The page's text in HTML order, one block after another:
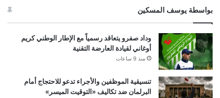
بواسطة يوسف المسكين
وداد صفرو يتعاقد رسمياً مع الإطار الوطني كريم
أوغاني لقيادة العارضة التقنية
منذ 9 ساعات
تنسيقية الموظفين والأجراء تدعو للاحتجاج أمام
البرلمان ضد تكاليف «التوقيت الميسر»